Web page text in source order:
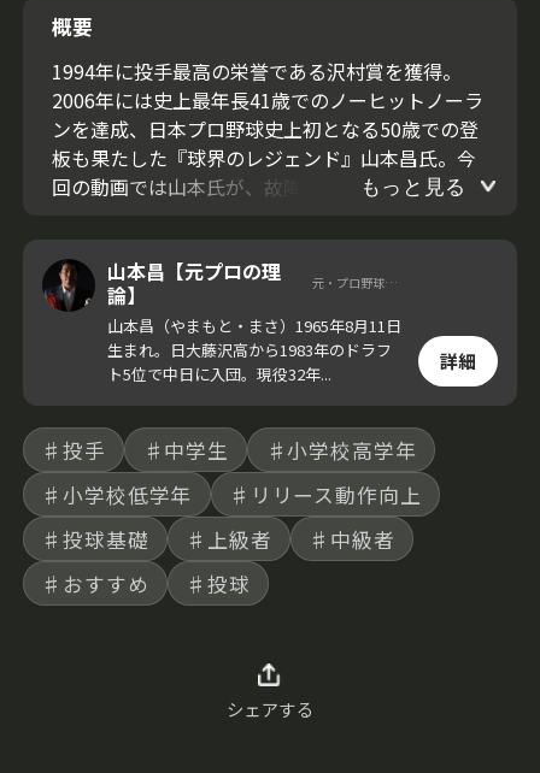
概要
1994年に投手最高の栄誉である沢村賞を獲得。
2006年には史上最年長41歳でのノーヒットノーラ
ンを達成、日本プロ野球史上初となる50歳での登
板も果たした『球界のレジェンド』山本昌氏。今
回の動画では山本氏が、故障のリスクを減らすた
もっと見る
山本昌【元プロの理
論】
元・プロ野球選手
山本昌（やまもと・まさ）1965年8月11日
生まれ。日大藤沢高から1983年のドラフ
ト5位で中日に入団。現役32年...
詳細
♯投手 ♯中学生
♯小学校高学年
♯小学校低学年
♯リリース動作向上
♯投球基礎
♯上級者
♯中級者
♯おすすめ
♯投球
シェアする